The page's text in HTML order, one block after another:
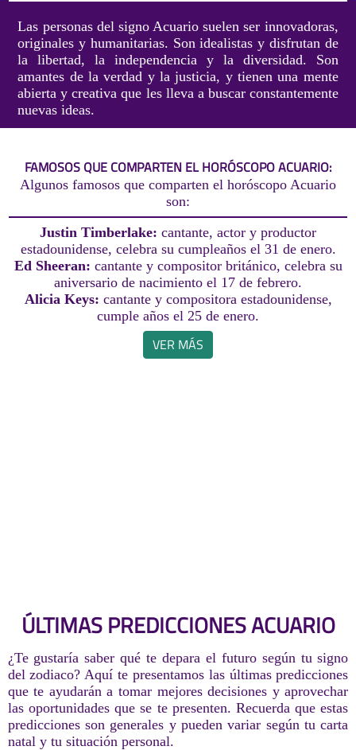
Las personas del signo Acuario suelen ser innovadoras,
originales y humanitarias. Son idealistas y disfrutan de
la libertad, la independencia y la diversidad. Son
amantes de la verdad y la justicia, y tienen una mente
abierta y creativa que les lleva a buscar constantemente
nuevas ideas.
FAMOSOS QUE COMPARTEN EL HORÓSCOPO ACUARIO:
Algunos famosos que comparten el horóscopo Acuario
son:
Justin Timberlake: cantante, actor y productor
estadounidense, celebra su cumpleaños el 31 de enero.
Ed Sheeran: cantante y compositor británico, celebra su
aniversario de nacimiento el 17 de febrero.
Alicia Keys: cantante y compositora estadounidense,
cumple años el 25 de enero.
VER MÁS
ÚLTIMAS PREDICCIONES ACUARIO
¿Te gustaría saber qué te depara el futuro según tu signo
del zodiaco? Aquí te presentamos las últimas predicciones
que te ayudarán a tomar mejores decisiones y aprovechar
las oportunidades que se te presenten. Recuerda que estas
predicciones son generales y pueden variar según tu carta
natal y tu situación personal.